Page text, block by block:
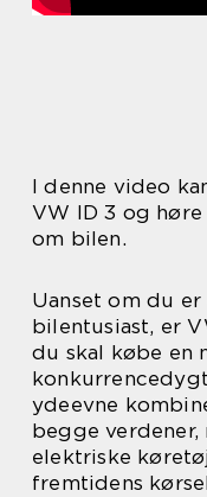
I denne video
VW ID 3 og
om bilen.
Uanset om du
bilentusiast, er
du skal købe en
ydeevne
begge
elektriske
fremtidens